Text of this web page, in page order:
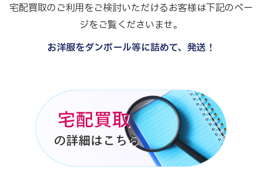
宅配買取のご利用をご検討いただけるお客様は下記のペー
ジをご覧くださいませ。
お洋服をダンボール等に詰めて、発送！